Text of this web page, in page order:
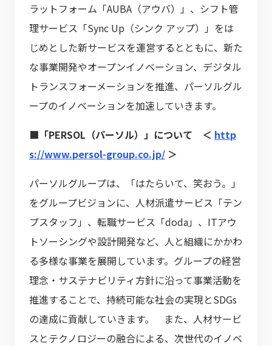
ラットフォーム「AUBA（アウバ）」、シフト管
理サービス「Sync Up（シンク アップ）」をは
じめとした新サービスを運営するとともに、新た
な事業開発やオープンイノベーション、デジタル
トランスフォーメーションを推進、パーソルグル
ープのイノベーションを加速していきます。
■「PERSOL（パーソル）」について ＜ http
s://www.persol-group.co.jp/ ＞
パーソルグループは、「はたらいて、笑おう。」
をグループビジョンに、人材派遣サービス「テン
プスタッフ」、転職サービス「doda」、ITアウ
トソーシングや設計開発など、人と組織にかかわ
る多様な事業を展開しています。グループの経営
理念・サステナビリティ方針に沿って事業活動を
推進することで、持続可能な社会の実現とSDGs
の達成に貢献していきます。 また、人材サービ
スとテクノロジーの融合による、次世代のイノベ